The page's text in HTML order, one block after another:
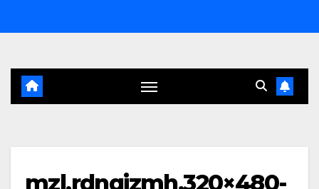
al
mzl.rdnqizmh.320×480-